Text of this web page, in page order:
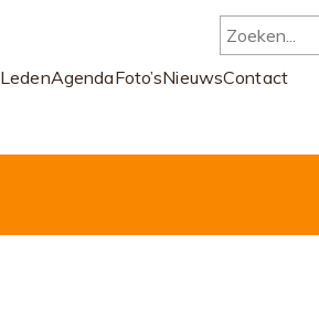
LedenAgendaFoto’sNieuwsContact
Zoeken...